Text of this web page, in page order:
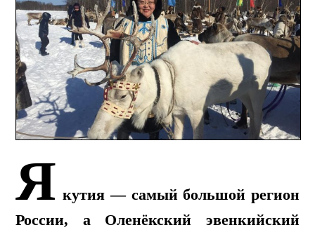
Я кутия — самый большой регион
России, а Оленёкский эвенкийский